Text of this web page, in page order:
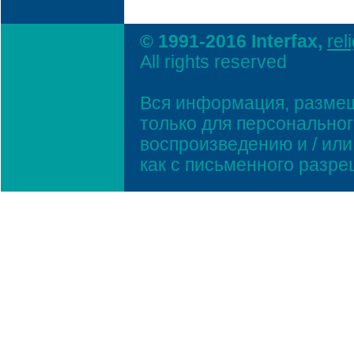
© 1991-2016 Interfax,
All rights reserved
Вся информация,
только для
воспроизведению и /
как с письменного